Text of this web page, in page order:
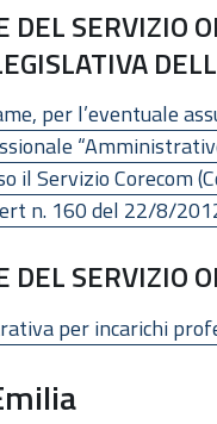
DEL SERVIZIO
per l’eventuale
il Servizio Corecom
n. 160 del 22/8/
SERVIZIO
per incarichi